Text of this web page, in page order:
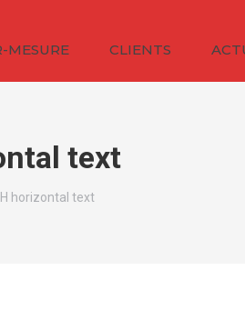
MESURE CLIENTS
text
horizontal text